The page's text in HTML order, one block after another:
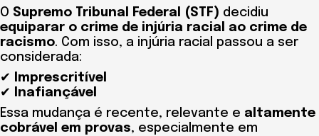
O Supremo Tribunal Federal (STF) decidiu
equiparar o crime de injúria racial ao crime de
racismo. Com isso, a injúria racial passou a ser
considerada:
✔
Imprescritível
✔
Inafiançável
Essa mudança é recente, relevante e altamente
cobrável em provas, especialmente em